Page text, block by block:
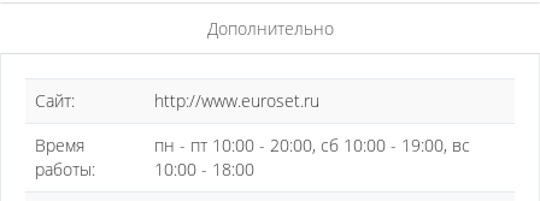
Дополнительно
Сайт:
http://www.euroset.ru
Время
работы:
пн - пт 10:00 - 20:00, сб 10:00 - 19:00, вс
10:00 - 18:00